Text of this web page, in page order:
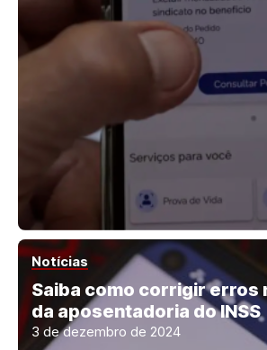
Notícias
Saiba como corrigir erros
da aposentadoria do INSS
3 de dezembro de 2024